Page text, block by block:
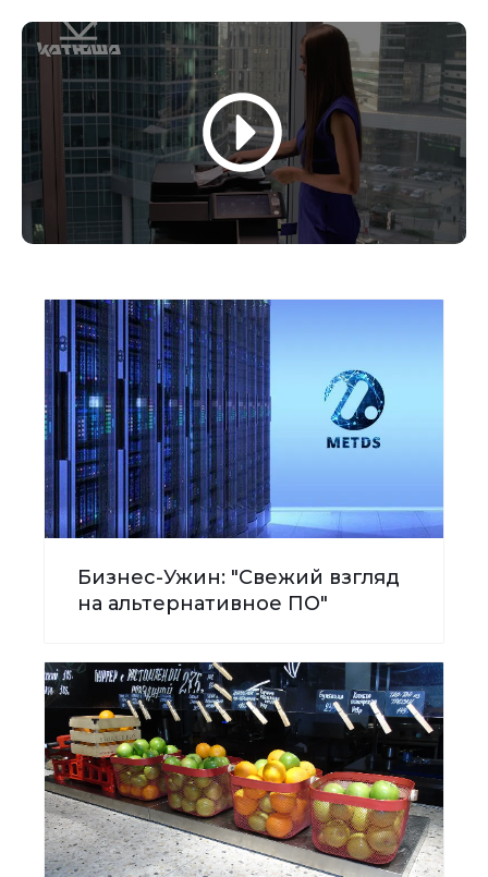
Бизнес-Ужин: "Свежий взгляд
на альтернативное ПО"